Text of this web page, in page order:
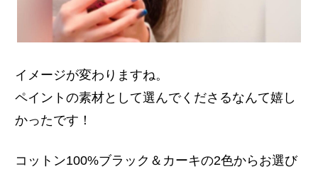
イメージが変わりますね。
ペイントの素材として選んでくださるなんて嬉し
かったです！
コットン100%ブラック＆カーキの2色からお選び